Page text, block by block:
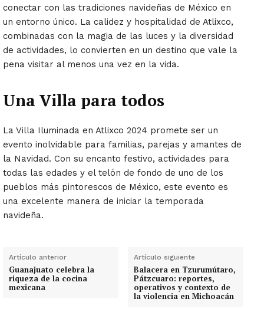
conectar con las tradiciones navideñas de México en
un entorno único. La calidez y hospitalidad de Atlixco,
combinadas con la magia de las luces y la diversidad
de actividades, lo convierten en un destino que vale la
pena visitar al menos una vez en la vida.
Una Villa para todos
La Villa Iluminada en Atlixco 2024 promete ser un
evento inolvidable para familias, parejas y amantes de
la Navidad. Con su encanto festivo, actividades para
todas las edades y el telón de fondo de uno de los
pueblos más pintorescos de México, este evento es
una excelente manera de iniciar la temporada
navideña.
Artículo anterior
Guanajuato celebra la
riqueza de la cocina
mexicana
Artículo siguiente
Balacera en Tzurumútaro,
Pátzcuaro: reportes,
operativos y contexto de
la violencia en Michoacán